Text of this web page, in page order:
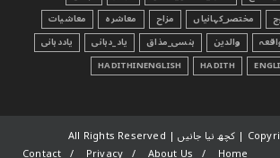
مختصر_کہانیاں مزاح معاشرہ
معاشیات
والدین ہنسی_مذاق یاد_دہانی
یاددہانی
HADITH
HADITHINENGLISH
Home
About Us
Privacy
Contact